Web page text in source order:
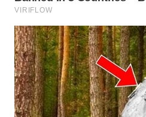
WN
PURWAKARTA
WN
PRIANGAN
TIMUR